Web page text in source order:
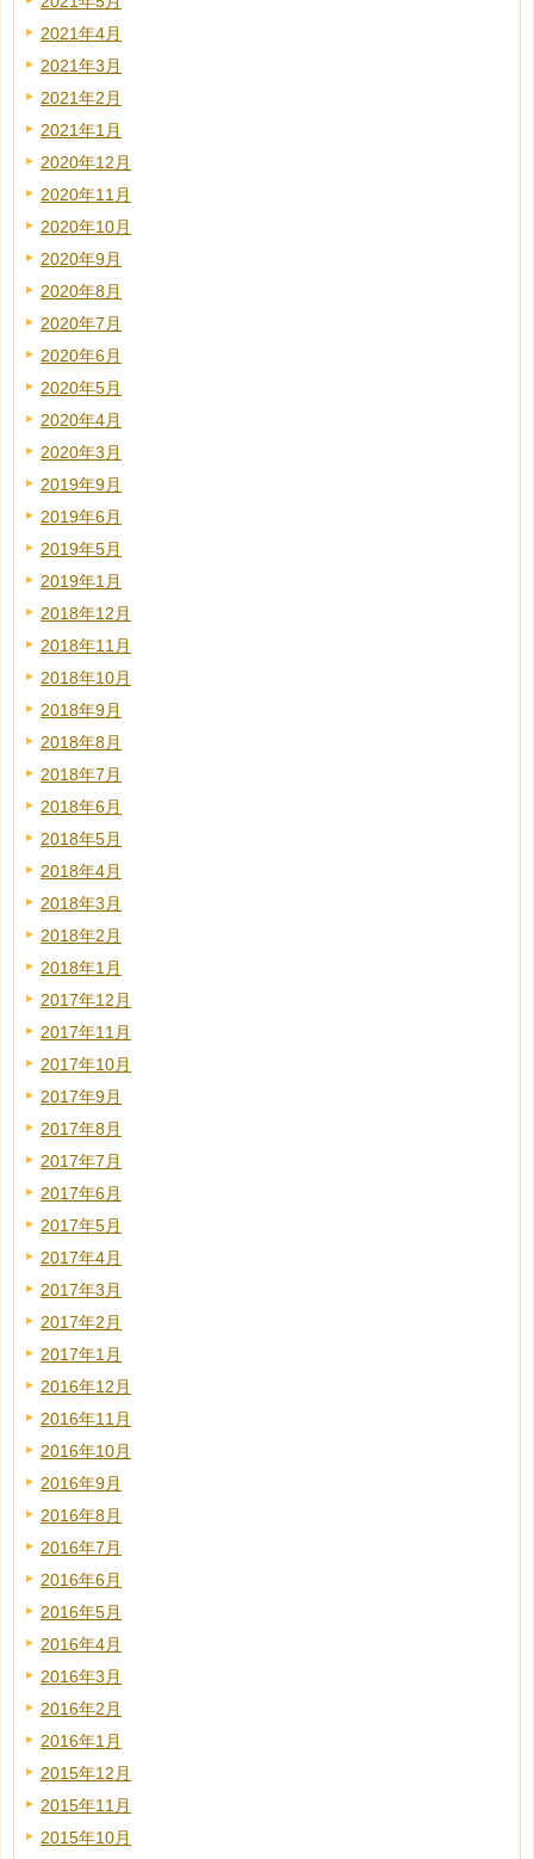
2021年4月
2021年3月
2021年2月
2021年1月
2020年12月
2020年11月
2020年10月
2020年9月
2020年8月
2020年7月
2020年6月
2020年5月
2020年4月
2020年3月
2019年9月
2019年6月
2019年5月
2019年1月
2018年12月
2018年11月
2018年10月
2018年9月
2018年8月
2018年7月
2018年6月
2018年5月
2018年4月
2018年3月
2018年2月
2018年1月
2017年12月
2017年11月
2017年10月
2017年9月
2017年8月
2017年7月
2017年6月
2017年5月
2017年4月
2017年3月
2017年2月
2017年1月
2016年12月
2016年11月
2016年10月
2016年9月
2016年8月
2016年7月
2016年6月
2016年5月
2016年4月
2016年3月
2016年2月
2016年1月
2015年12月
2015年11月
2015年10月